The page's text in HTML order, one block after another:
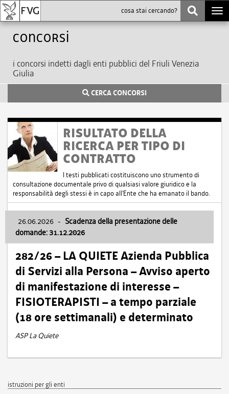
Concorsi
i concorsi indetti dagli enti pubblici del Friuli Venezia
Giulia
CERCA CONCORSI
RISULTATO DELLA
RICERCA PER TIPO DI
CONTRATTO
I testi pubblicati costituiscono uno strumento di
consultazione documentale privo di qualsiasi valore giuridico e la
responsabilità degli stessi è in capo all'Ente che ha emanato il bando.
26.06.2026 - Scadenza della presentazione delle
domande: 31.12.2026
282/26 – LA QUIETE Azienda Pubblica
di Servizi alla Persona – Avviso aperto
di manifestazione di interesse –
FISIOTERAPISTI – a tempo parziale
(18 ore settimanali) e determinato
ASP La Quiete
istruzioni per gli enti